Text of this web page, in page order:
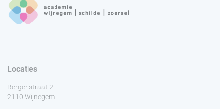
Locaties
Bergenstraat 2
2110 Wijnegem